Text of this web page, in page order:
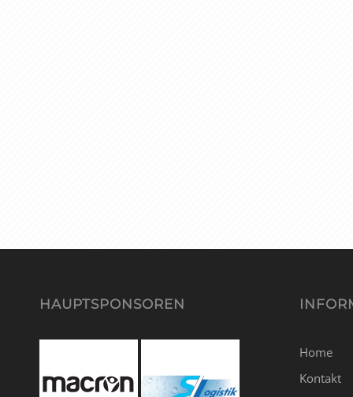
HAUPTSPONSOREN
Home
Kontakt